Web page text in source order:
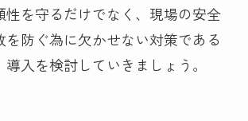
性を守るだけでなく、現場の安全
防ぐ為に欠かせない対策である
入を検討していきましょう。